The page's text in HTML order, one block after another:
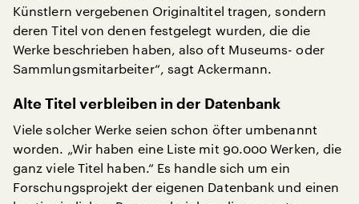
Künstlern vergebenen Originaltitel tragen, sondern
deren Titel von denen festgelegt wurden, die die
Werke beschrieben haben, also oft Museums- oder
Sammlungsmitarbeiter“, sagt Ackermann.
Alte Titel verbleiben in der Datenbank
Viele solcher Werke seien schon öfter umbenannt
worden. „Wir haben eine Liste mit 90.000 Werken, die
ganz viele Titel haben.“ Es handle sich um ein
Forschungsprojekt der eigenen Datenbank und einen